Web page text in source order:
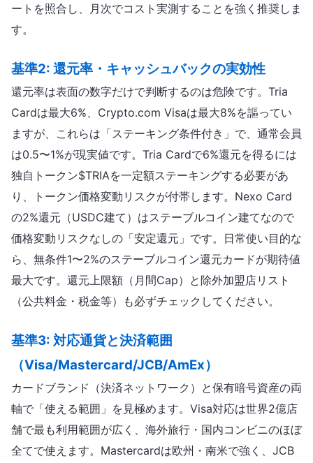
ートを照合し、月次でコスト実測することを強く推奨しま
す。
基準2: 還元率・キャッシュバックの実効性
還元率は表面の数字だけで判断するのは危険です。Tria
Cardは最大6%、Crypto.com Visaは最大8%を謳ってい
ますが、これらは「ステーキング条件付き」で、通常会員
は0.5〜1%が現実値です。Tria Cardで6%還元を得るには
独自トークン$TRIAを一定額ステーキングする必要があ
り、トークン価格変動リスクが付帯します。Nexo Card
の2%還元（USDC建て）はステーブルコイン建てなので
価格変動リスクなしの「安定還元」です。日常使い目的な
ら、無条件1〜2%のステーブルコイン還元カードが期待値
最大です。還元上限額（月間Cap）と除外加盟店リスト
（公共料金・税金等）も必ずチェックしてください。
基準3: 対応通貨と決済範囲
（Visa/Mastercard/JCB/AmEx）
カードブランド（決済ネットワーク）と保有暗号資産の両
軸で「使える範囲」を見極めます。Visa対応は世界2億店
舗で最も利用範囲が広く、海外旅行・国内コンビニのほぼ
全てで使えます。Mastercardは欧州・南米で強く、JCB